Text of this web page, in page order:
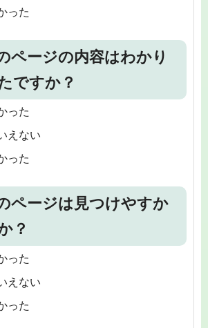
った
ページの内容はわかり
ですか？
った
えない
った
ページは見つけやすか
？
った
えない
った